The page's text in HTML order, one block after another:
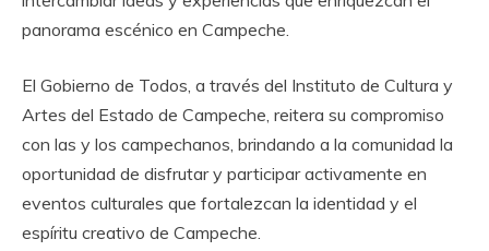
panorama escénico en Campeche.
El Gobierno de Todos, a través del Instituto de Cultura y
Artes del Estado de Campeche, reitera su compromiso
con las y los campechanos, brindando a la comunidad la
oportunidad de disfrutar y participar activamente en
eventos culturales que fortalezcan la identidad y el
espíritu creativo de Campeche.